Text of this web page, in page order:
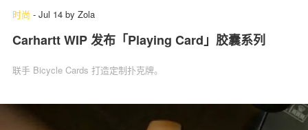
时尚 - Jul 14 by Zola
Carhartt WIP 发布「Playing Card」胶囊系列
联手 Bicycle Cards 打造定制扑克牌。